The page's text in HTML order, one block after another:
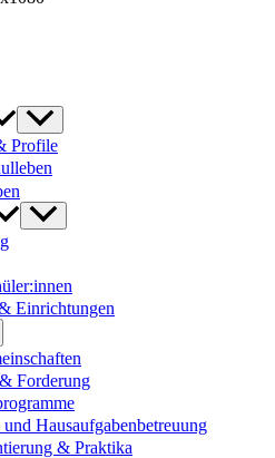
Profile
Einrichtungen
Forderung
und Hausaufgabenbetreuung
& Praktika